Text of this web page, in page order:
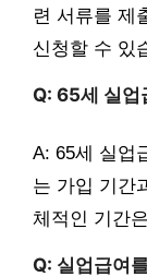
련 서류를 제
신청할 수 있
Q: 65세 실업
A: 65세 실업
는 가입 기간
체적인 기간
Q: 실업급여